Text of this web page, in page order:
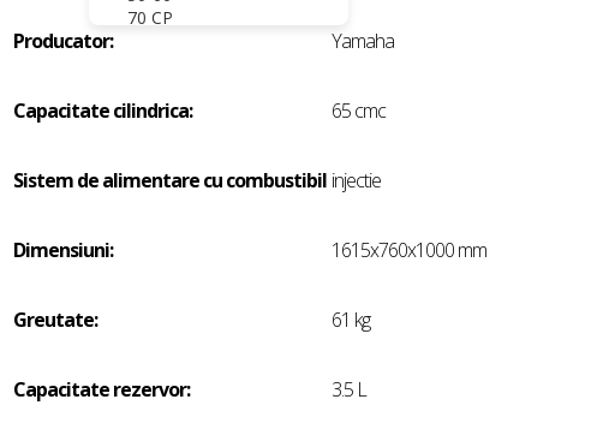
Producator: Yamaha
Capacitate cilindrica: 65 cmc
Sistem de alimentare cu combustibil injectie
Dimensiuni: 1615x760x1000 mm
Greutate: 61 kg
Capacitate rezervor: 3.5 L